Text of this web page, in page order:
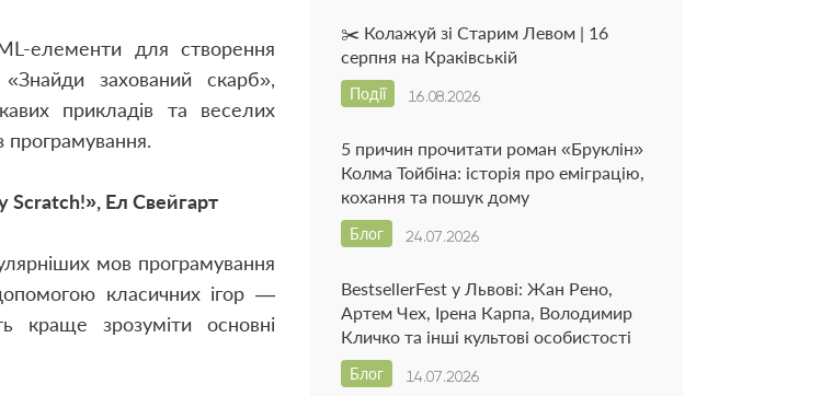
елементи для створення
захований скарб»,
прикладів та веселих
програмування.
Scratch!», Ел Свейгарт
мов програмування
класичних ігор —
краще зрозуміти основні
✂️ Колажуй зі Старим Левом | 16
серпня на Краківській
16.08.2026
Події
5 причин прочитати роман «Бруклін»
Колма Тойбіна: історія про еміграцію,
кохання та пошук дому
24.07.2026
Блог
BestsellerFest у Львові: Жан Рено,
Артем Чех, Ірена Карпа, Володимир
Кличко та інші культові особистості
14.07.2026
Блог